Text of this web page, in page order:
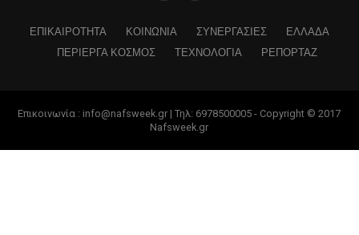
ΕΠΙΚΑΙΡΟΤΗΤΑ ΚΟΙΝΩΝΙΑ ΣΥΝΕΡΓΑΣΙΕΣ
ΕΛΛΑΔΑ
ΠΕΡΙΕΡΓΑ ΚΟΣΜΟΣ
ΤΕΧΝΟΛΟΓΙΑ ΡΕΠΟΡΤΑΖ
Επικοινωνία : info@nafsweek.gr | Τηλ: 6978500005 - Copyright © 2017
Nafsweek.gr